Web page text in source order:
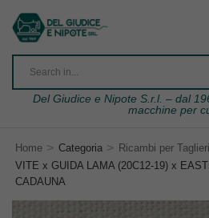
Del Giudice e Nipote S.r.l. – dal
macchine per
Home > Categoria > Ricambi per
VITE x GUIDA LAMA (20C12-19) x
CADAUNA